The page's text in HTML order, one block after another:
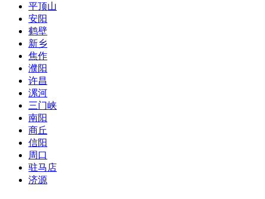
平顶山
安阳
鹤壁
新乡
焦作
濮阳
许昌
漯河
三门峡
南阳
商丘
信阳
周口
驻马店
济源